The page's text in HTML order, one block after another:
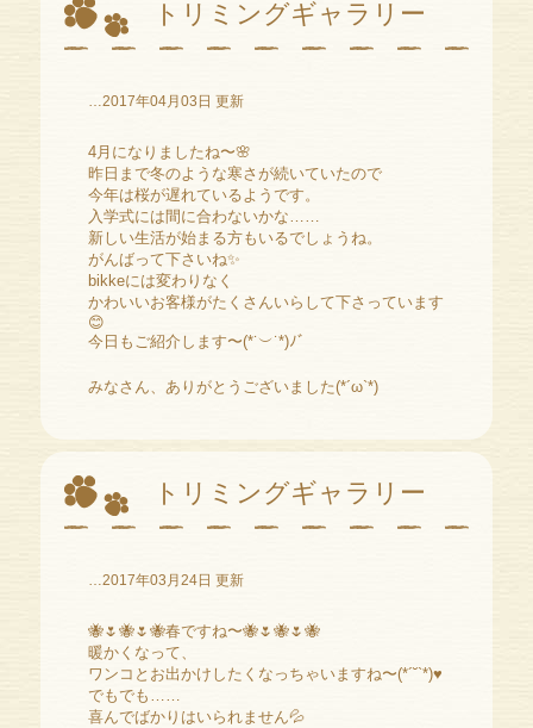
トリミングギャラリー
…2017年04月03日 更新
4月になりましたね〜🌸
昨日まで冬のような寒さが続いていたので
今年は桜が遅れているようです。
入学式には間に合わないかな……
新しい生活が始まる方もいるでしょうね。
がんばって下さいね✨
bikkeには変わりなく
かわいいお客様がたくさんいらして下さっています
😊
今日もご紹介します〜(*˙︶˙*)ﾉﾞ
みなさん、ありがとうございました(*´ω`*)
トリミングギャラリー
…2017年03月24日 更新
🐝🌷🐝🌷🐝春ですね〜🐝🌷🐝🌷🐝
暖かくなって、
ワンコとお出かけしたくなっちゃいますね〜(*´˘`*)♥
でもでも……
喜んでばかりはいられません💦